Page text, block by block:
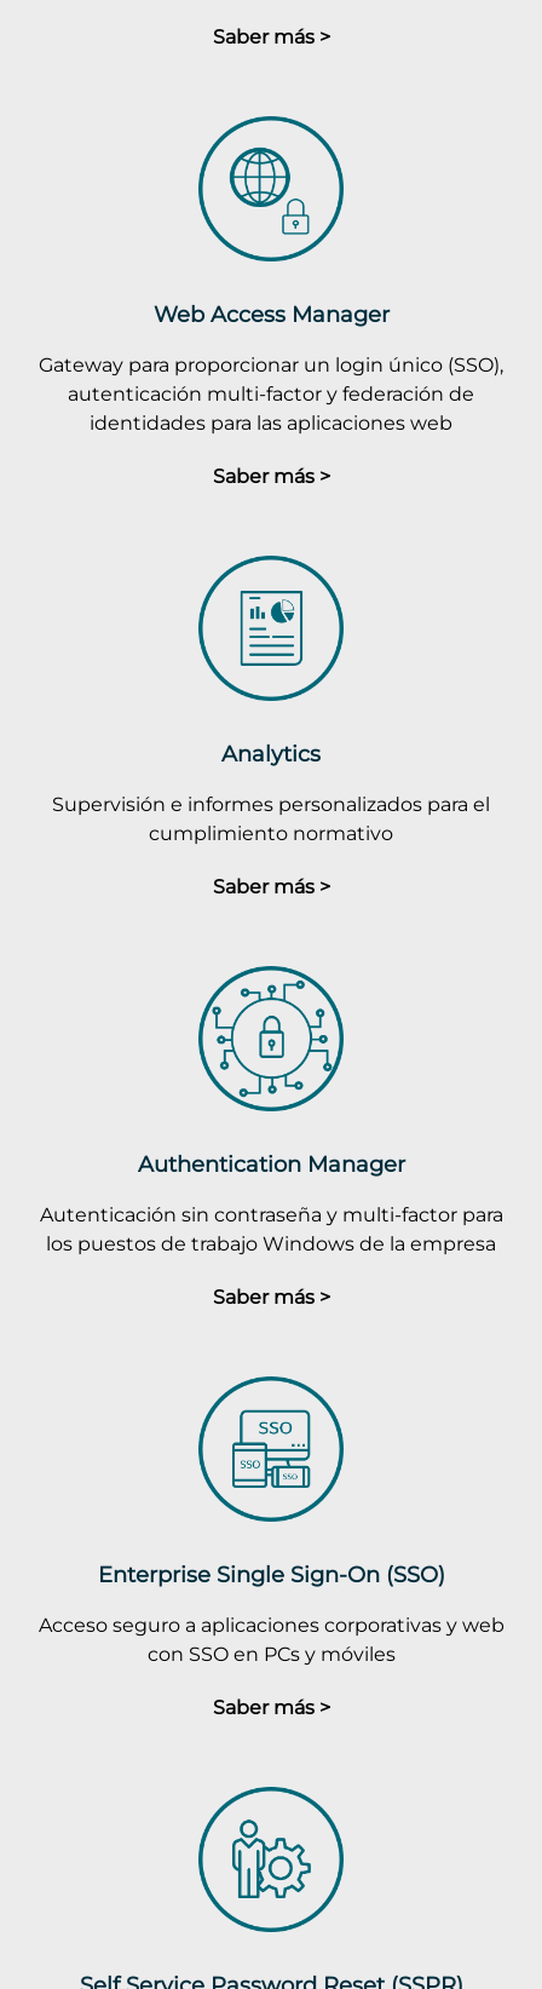
Saber más >
Web Access Manager
Gateway para proporcionar un login único (SSO),
autenticación multi-factor y federación de
identidades para las aplicaciones web
Saber más >
Analytics
Supervisión e informes personalizados para el
cumplimiento normativo
Saber más >
Authentication Manager
Autenticación sin contraseña y multi-factor para
los puestos de trabajo Windows de la empresa
Saber más >
Enterprise Single Sign-On (SSO)
Acceso seguro a aplicaciones corporativas y web
con SSO en PCs y móviles
Saber más >